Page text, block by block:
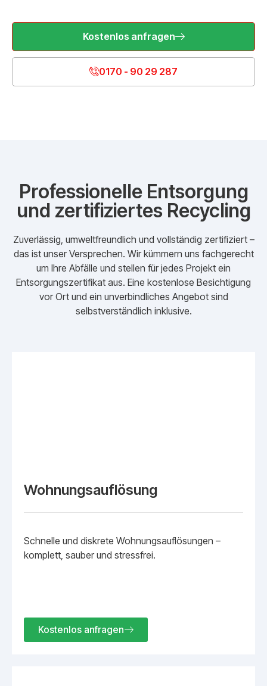
Kostenlos anfragen
0170 - 90 29 287
Professionelle Entsorgung
und zertifiziertes Recycling
Zuverlässig, umweltfreundlich und vollständig zertifiziert –
das ist unser Versprechen. Wir kümmern uns fachgerecht
um Ihre Abfälle und stellen für jedes Projekt ein
Entsorgungszertifikat aus. Eine kostenlose Besichtigung
vor Ort und ein unverbindliches Angebot sind
selbstverständlich inklusive.
Wohnungsauflösung
Schnelle und diskrete Wohnungsauflösungen –
komplett, sauber und stressfrei.
Kostenlos anfragen